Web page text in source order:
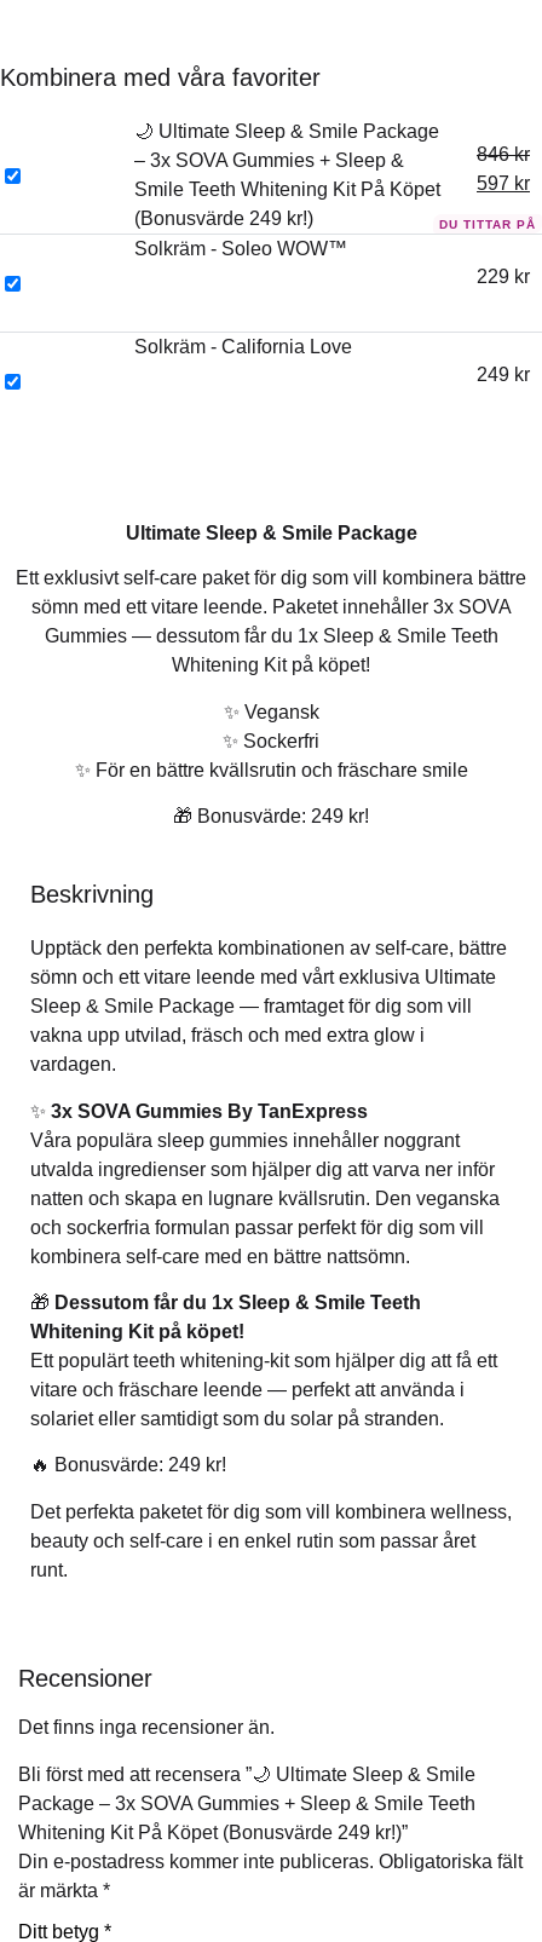
Kombinera med våra favoriter
🌙 Ultimate Sleep & Smile Package
– 3x SOVA Gummies + Sleep &
Smile Teeth Whitening Kit På Köpet
(Bonusvärde 249 kr!)
846kr
597 kr
Solkräm - Soleo WOW™
229 kr
Solkräm - California Love
249 kr
Ultimate Sleep & Smile Package
Ett exklusivt self-care paket för dig som vill kombinera bättre
sömn med ett vitare leende. Paketet innehåller 3x SOVA
Gummies — dessutom får du 1x Sleep & Smile Teeth
Whitening Kit på köpet!
✨ Vegansk
✨ Sockerfri
✨ För en bättre kvällsrutin och fräschare smile
🎁 Bonusvärde: 249 kr!
Beskrivning
Upptäck den perfekta kombinationen av self-care, bättre
sömn och ett vitare leende med vårt exklusiva Ultimate
Sleep & Smile Package — framtaget för dig som vill
vakna upp utvilad, fräsch och med extra glow i
vardagen.
✨ 3x SOVA Gummies By TanExpress
Våra populära sleep gummies innehåller noggrant
utvalda ingredienser som hjälper dig att varva ner inför
natten och skapa en lugnare kvällsrutin. Den veganska
och sockerfria formulan passar perfekt för dig som vill
kombinera self-care med en bättre nattsömn.
🎁 Dessutom får du 1x Sleep & Smile Teeth
Whitening Kit på köpet!
Ett populärt teeth whitening-kit som hjälper dig att få ett
vitare och fräschare leende — perfekt att använda i
solariet eller samtidigt som du solar på stranden.
🔥 Bonusvärde: 249 kr!
Det perfekta paketet för dig som vill kombinera wellness,
beauty och self-care i en enkel rutin som passar året
runt.
Recensioner
Det finns inga recensioner än.
Bli först med att recensera ”🌙 Ultimate Sleep & Smile
Package – 3x SOVA Gummies + Sleep & Smile Teeth
Whitening Kit På Köpet (Bonusvärde 249 kr!)”
Din e-postadress kommer inte publiceras. Obligatoriska fält
är märkta *
Ditt betyg *